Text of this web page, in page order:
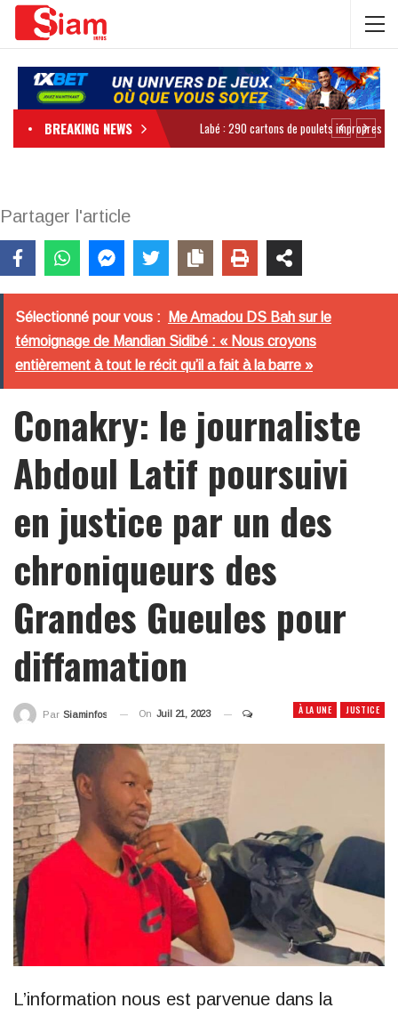
BREAKING NEWS
Partager l'article
Sélectionné pour vous :
Me Amadou DS Bah sur le
témoignage de Mandian Sidibé : « Nous croyons
entièrement à tout le récit qu’il a fait à la barre »
Conakry: le journaliste
Abdoul Latif poursuivi
en justice par un des
chroniqueurs des
Grandes Gueules pour
diffamation
À LA UNE JUSTICE
Par Siaminfos On Juil 21, 2023
L’information nous est parvenue dans la